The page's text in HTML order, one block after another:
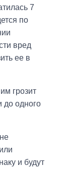
7
по
вред
ее в
грозит
до одного
и будут